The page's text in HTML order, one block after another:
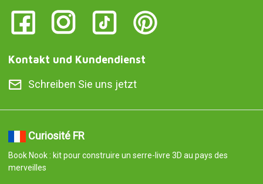
Kontakt und Kundendienst
Schreiben Sie uns jetzt
Curiosité FR
Book Nook : kit pour construire un serre-livre 3D au pays des
merveilles